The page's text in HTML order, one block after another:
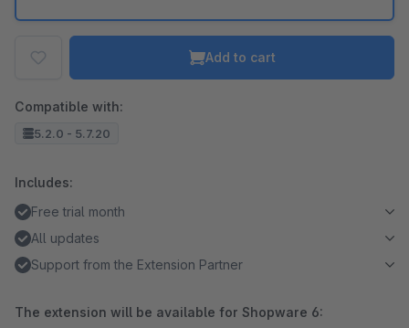
Add to cart
Compatible with:
5.2.0 - 5.7.20
Includes:
Free trial month
All updates
Support from the Extension Partner
The extension will be available for Shopware 6: